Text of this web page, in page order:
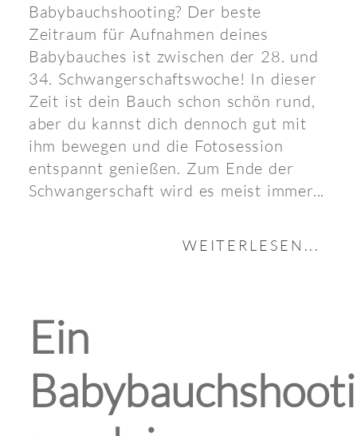
Babybauchshooting? Der beste
Zeitraum für Aufnahmen deines
Babybauches ist zwischen der 28. und
34. Schwangerschaftswoche! In dieser
Zeit ist dein Bauch schon schön rund,
aber du kannst dich dennoch gut mit
ihm bewegen und die Fotosession
entspannt genießen. Zum Ende der
Schwangerschaft wird es meist immer...
WEITERLESEN...
Ein